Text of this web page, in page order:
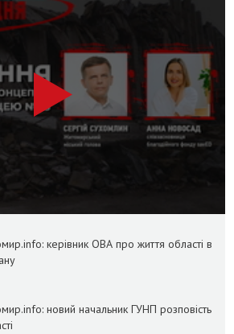
керівник ОВА про життя області в
новий начальник ГУНП розповість